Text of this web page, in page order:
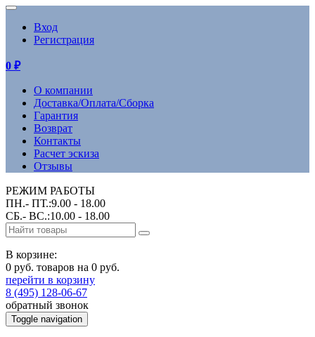
Вход
Регистрация
0 ₽
О компании
Доставка/Оплата/Сборка
Гарантия
Возврат
Контакты
Расчет эскиза
Отзывы
РЕЖИМ РАБОТЫ
ПН.- ПТ.:9.00 - 18.00
СБ.- ВС.:10.00 - 18.00
В корзине:
0 руб. товаров на 0 руб.
перейти в корзину
8 (495) 128-06-67
обратный звонок
Toggle navigation